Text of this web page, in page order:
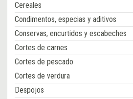
Cereales
Condimentos, especias y aditivos
Conservas, encurtidos y escabeches
Cortes de carnes
Cortes de pescado
Cortes de verdura
Despojos